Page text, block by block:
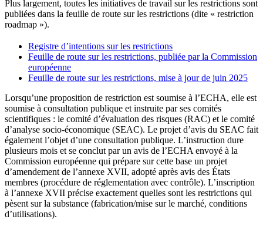
Plus largement, toutes les initiatives de travail sur les restrictions sont
publiées dans la feuille de route sur les restrictions (dite « restriction
roadmap »).
Registre d’intentions sur les restrictions
Feuille de route sur les restrictions, publiée par la Commission
européenne
Feuille de route sur les restrictions, mise à jour de juin 2025
Lorsqu’une proposition de restriction est soumise à l’ECHA, elle est
soumise à consultation publique et instruite par ses comités
scientifiques : le comité d’évaluation des risques (RAC) et le comité
d’analyse socio-économique (SEAC). Le projet d’avis du SEAC fait
également l’objet d’une consultation publique. L’instruction dure
plusieurs mois et se conclut par un avis de l’ECHA envoyé à la
Commission européenne qui prépare sur cette base un projet
d’amendement de l’annexe XVII, adopté après avis des États
membres (procédure de réglementation avec contrôle). L’inscription
à l’annexe XVII précise exactement quelles sont les restrictions qui
pèsent sur la substance (fabrication/mise sur le marché, conditions
d’utilisations).